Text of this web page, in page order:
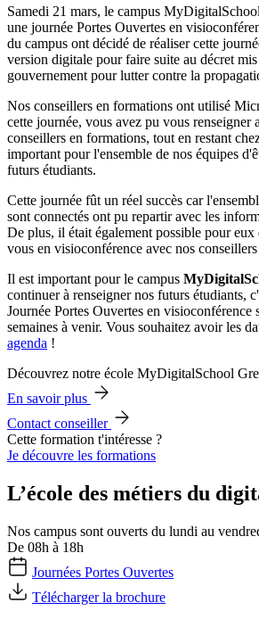
Samedi 21 mars, le campus
une journée Portes Ouvertes en
du campus ont décidé de réaliser cette
version digitale pour faire suite au décret
gouvernement pour lutter contre la
Nos conseillers en formations ont utilisé
cette journée, vous avez pu vous renseigner
conseillers en formations, tout en restant
important pour l'ensemble de nos équipes
futurs étudiants.
Cette journée fût un réel succès car
sont connectés ont pu repartir avec les
De plus, il était également possible pour eux
vous en visioconférence avec nos
Il est important pour le campus
continuer à renseigner nos futurs étudiants,
Journée Portes Ouvertes en visioconférence
semaines à venir. Vous souhaitez avoir les
agenda !
Découvrez notre école MyDigitalSchool
En savoir plus
Contact conseiller
Cette formation t'intéresse ?
Je découvre les formations
L’école des métiers du
Nos campus sont ouverts du lundi au
De 08h à 18h
Journées Portes Ouvertes
Télécharger la brochure